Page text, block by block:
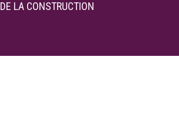
DE LA CONSTRUCTION